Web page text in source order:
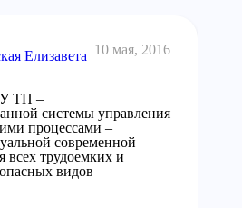
Елизавета 10 мая, 2016
ТП –
системы управления
процессами –
современной
всех трудоемких и
видов